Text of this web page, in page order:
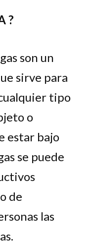
?
son un
sirve para
tipo
o
estar bajo
se puede
de
las